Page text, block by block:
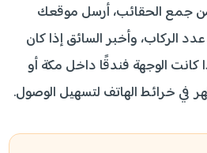
من جمع الحقائب، أرسل موقعك
عدد الركاب، وأخبر السائق إذا كان
كانت الوجهة فندقًا داخل مكة أو
في خرائط الهاتف لتسهيل الوصول.